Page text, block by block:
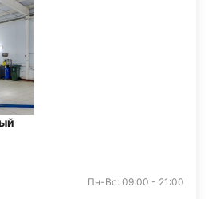
Пн-Вс: 09:00 - 21:00